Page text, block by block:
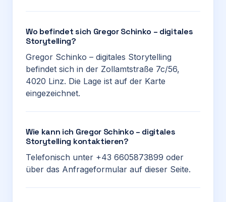
Wo befindet sich Gregor Schinko – digitales
Storytelling?
Gregor Schinko – digitales Storytelling
befindet sich in der Zollamtstraße 7c/56,
4020 Linz. Die Lage ist auf der Karte
eingezeichnet.
Wie kann ich Gregor Schinko – digitales
Storytelling kontaktieren?
Telefonisch unter +43 6605873899 oder
über das Anfrageformular auf dieser Seite.